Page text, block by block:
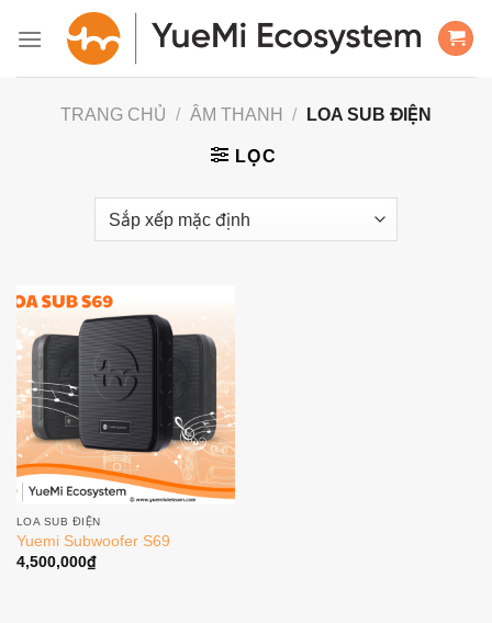
qua
TRANG CHỦ / ÂM THANH / LOA SUB ĐIỆN
LỌC
LOA SUB ĐIỆN
Yuemi Subwoofer S69
4,500,000₫